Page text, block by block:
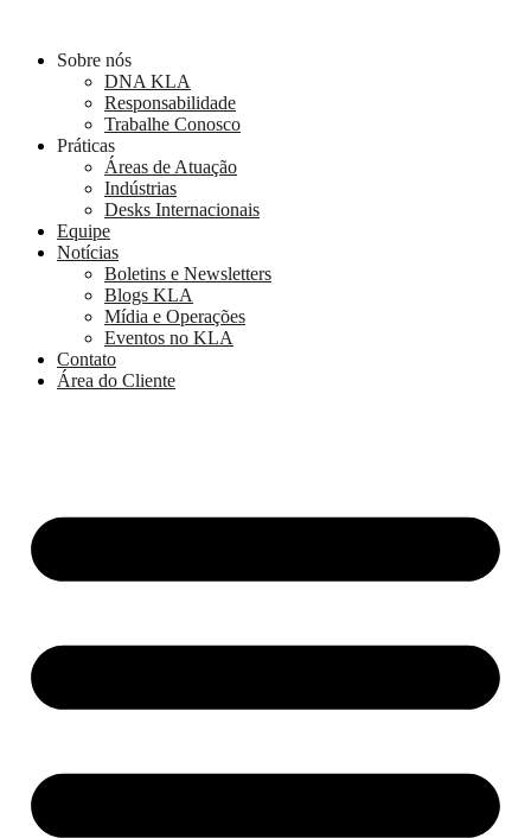
Sobre nós
DNA KLA
Responsabilidade
Trabalhe Conosco
Práticas
Áreas de Atuação
Indústrias
Desks Internacionais
Equipe
Notícias
Boletins e Newsletters
Blogs KLA
Mídia e Operações
Eventos no KLA
Contato
Área do Cliente